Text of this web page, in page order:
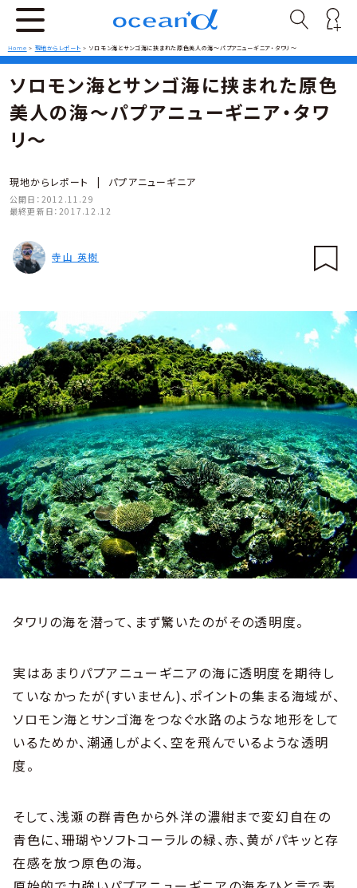
Home > 現地からレポート > ソロモン海とサンゴ海に挟まれた原色美人の海～パプアニューギニア・タワリ～
ソロモン海とサンゴ海に挟まれた原色
美人の海～パプアニューギニア・タワ
リ～
現地からレポート | パプアニューギニア
公開日： 2012.11.29
最終更新日： 2017.12.12
寺山 英樹
タワリの海を潜って、まず驚いたのがその透明度。
実はあまりパプアニューギニアの海に透明度を期待し
ていなかったが(すいません)、ポイントの集まる海域が、
ソロモン海とサンゴ海をつなぐ水路のような地形をして
いるためか、潮通しがよく、空を飛んでいるような透明
度。
そして、浅瀬の群青色から外洋の濃紺まで変幻自在の
青色に、珊瑚やソフトコーラルの緑、赤、黄がパキッと存
在感を放つ原色の海。